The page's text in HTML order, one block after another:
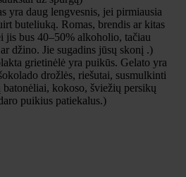
yra daug lengvesnis, jei pirmiausia
buteliuką. Romas, brendis ar kitas
jis bus 40–50% alkoholio, tačiau
džino. Jie sugadins jūsų skonį .)
grietinėlė yra puikūs. Gelato yra
drožlės, riešutai, susmulkinti
batonėliai, kokoso, šviežių persikų
puikius patiekalus.)